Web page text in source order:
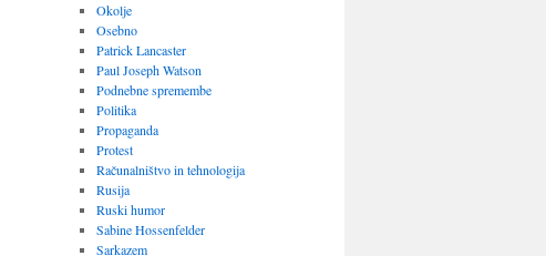
Okolje
Osebno
Patrick Lancaster
Paul Joseph Watson
Podnebne spremembe
Politika
Propaganda
Protest
Računalništvo in tehnologija
Rusija
Ruski humor
Sabine Hossenfelder
Sarkazem